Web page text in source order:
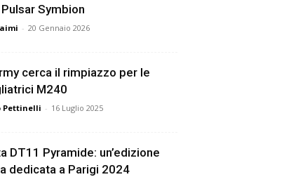
Symbion
- 20 Gennaio 2026
cerca il rimpiazzo per le
M240
Pettinelli - 16 Luglio 2025
DT11 Pyramide: un’edizione
dedicata a Parigi 2024